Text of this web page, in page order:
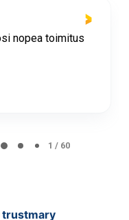
toimitus